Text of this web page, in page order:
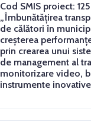
Cod SMIS proiect:
„Îmbunătățirea
de călători în
creșterea
prin crearea unui
de management al
monitorizare video,
instrumente